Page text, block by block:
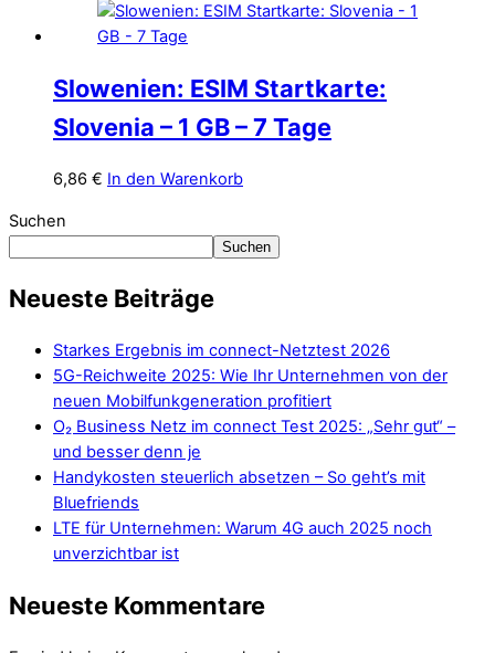
Slowenien: ESIM Startkarte:
Slovenia – 1 GB – 7 Tage
6,86 € In den Warenkorb
Suchen
Suchen
Neueste Beiträge
Starkes Ergebnis im connect-Netztest 2026
5G-Reichweite 2025: Wie Ihr Unternehmen von der
neuen Mobilfunkgeneration profitiert
O₂ Business Netz im connect Test 2025: „Sehr gut“ –
und besser denn je
Handykosten steuerlich absetzen – So geht’s mit
Bluefriends
LTE für Unternehmen: Warum 4G auch 2025 noch
unverzichtbar ist
Neueste Kommentare